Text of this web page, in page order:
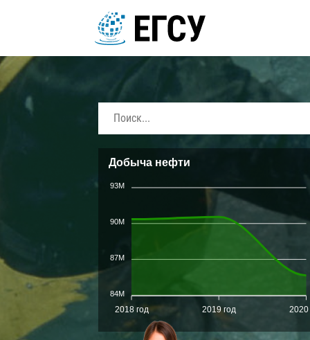
2018 год 2019 год 2020
Добыча нефти
93M
90M
87M
84M